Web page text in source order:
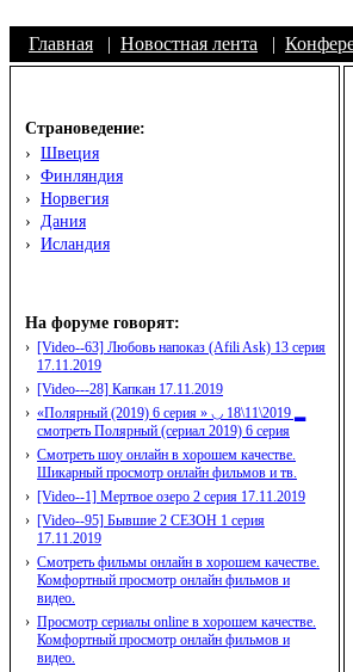
Главная | Новостная лента |
Страноведение:
› Швеция
› Финляндия
› Норвегия
› Дания
› Исландия
На форуме говорят:
› [Video--63] Любовь напоказ (Afili Ask) 13 серия
17.11.2019
› [Video---28] Капкан 17.11.2019
› «Полярный (2019) 6 серия » ◡ 18\11\2019 ▂
смотреть Полярный (сериал 2019) 6 серия
› Смотреть шоу онлайн в хорошем качестве.
Шикарный просмотр онлайн фильмов и тв.
› [Video--1] Мертвое озеро 2 серия 17.11.2019
› [Video--95] Бывшие 2 СЕЗОН 1 серия
17.11.2019
› Смотреть фильмы онлайн в хорошем качестве.
Комфортный просмотр онлайн фильмов и
видео.
› Просмотр сериалы online в хорошем качестве.
Комфортный просмотр онлайн фильмов и
видео.